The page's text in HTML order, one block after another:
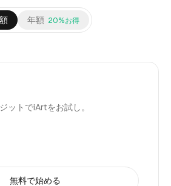
無料で始める
年額 20%お得
ットでiArtをお試し。
無料で始める